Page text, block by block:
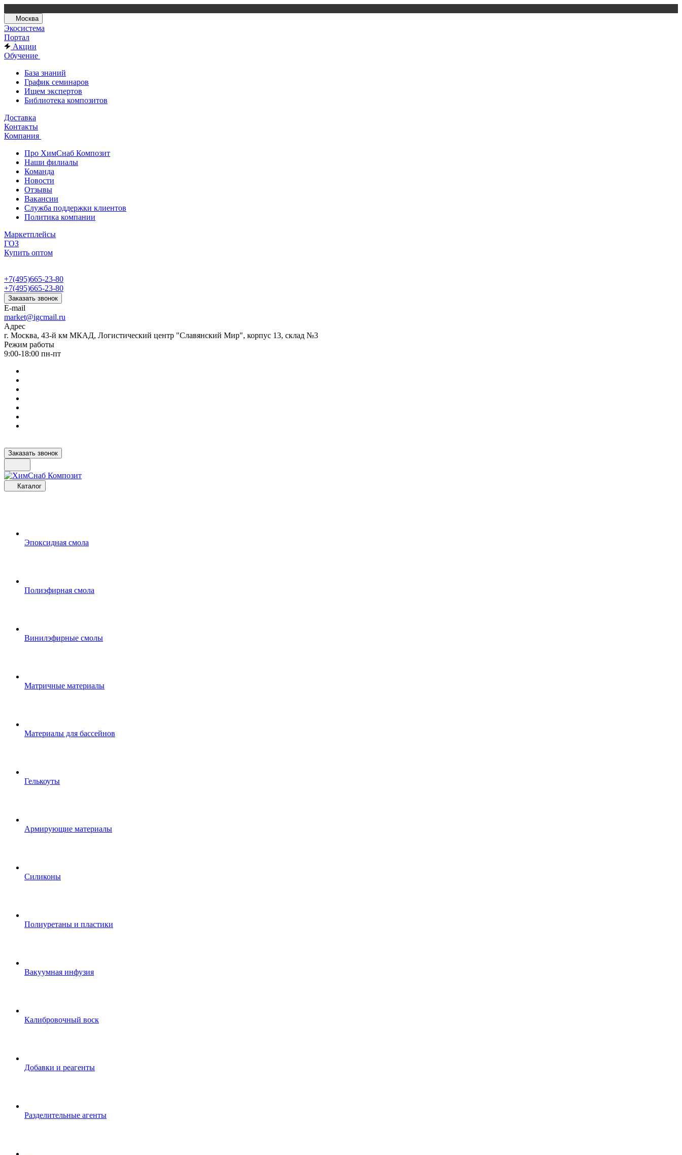
Москва
Экосистема
Портал
Акции
Обучение
База знаний
График семинаров
Ищем экспертов
Библиотека композитов
Доставка
Контакты
Компания
Про ХимСнаб Композит
Наши филиалы
Команда
Новости
Отзывы
Вакансии
Служба поддержки клиентов
Политика компании
Маркетплейсы
ГОЗ
Купить оптом
+7(495)665-23-80
+7(495)665-23-80
Заказать звонок
E-mail
market@igcmail.ru
Адрес
г. Москва, 43-й км МКАД, Логистический центр "Славянский Мир", корпус 13, склад №3
Режим работы
9:00-18:00 пн-пт
Заказать звонок
Каталог
Эпоксидная смола
Полиэфирная смола
Винилэфирные смолы
Матричные материалы
Материалы для бассейнов
Гелькоуты
Армирующие материалы
Силиконы
Полиуретаны и пластики
Вакуумная инфузия
Калибровочный воск
Добавки и реагенты
Разделительные агенты